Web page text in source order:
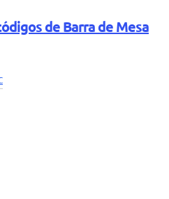
de Barra de Mesa